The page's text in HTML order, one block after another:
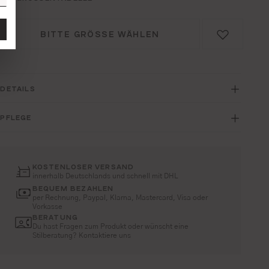
BITTE GRÖSSE WÄHLEN
DETAILS
PFLEGE
KOSTENLOSER VERSAND
innerhalb Deutschlands und schnell mit DHL
BEQUEM BEZAHLEN
per Rechnung, Paypal, Klarna, Mastercard, Visa oder
Vorkasse
BERATUNG
Du hast Fragen zum Produkt oder wünscht eine
Stilberatung? Kontaktiere uns